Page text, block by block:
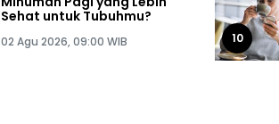
Sehat untuk Tubuhmu?
02 Agu 2026, 09:00 WIB 10